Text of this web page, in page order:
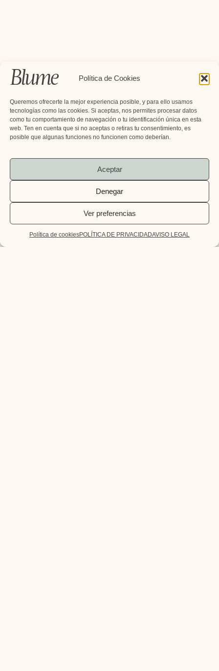
Política de Cookies
Queremos ofrecerte la mejor experiencia posible, y para ello usamos
tecnologías como las cookies. Si aceptas, nos permites procesar datos
como tu comportamiento de navegación o tu identificación única en esta
web. Ten en cuenta que si no aceptas o retiras tu consentimiento, es
posible que algunas funciones no funcionen como deberían.
Aceptar
Denegar
Ver preferencias
Política de cookiesPOLÍTICA DE PRIVACIDADAVISO LEGAL
Añadir al carrito